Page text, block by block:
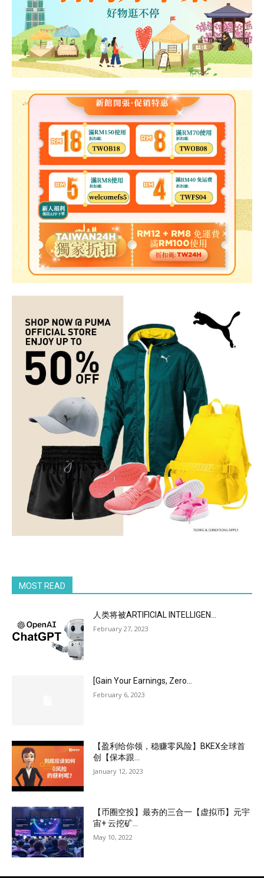
MOST READ
人类将被ARTIFICIAL INTELLIGEN...
February 27, 2023
[Gain Your Earnings, Zero...
February 6, 2023
【盈利给你领，稳赚零风险】BKEX全球首
创【保本跟...
January 12, 2023
【币圈空投】最夯的三合一【虚拟币】元宇
宙+ 云挖矿...
May 10, 2022